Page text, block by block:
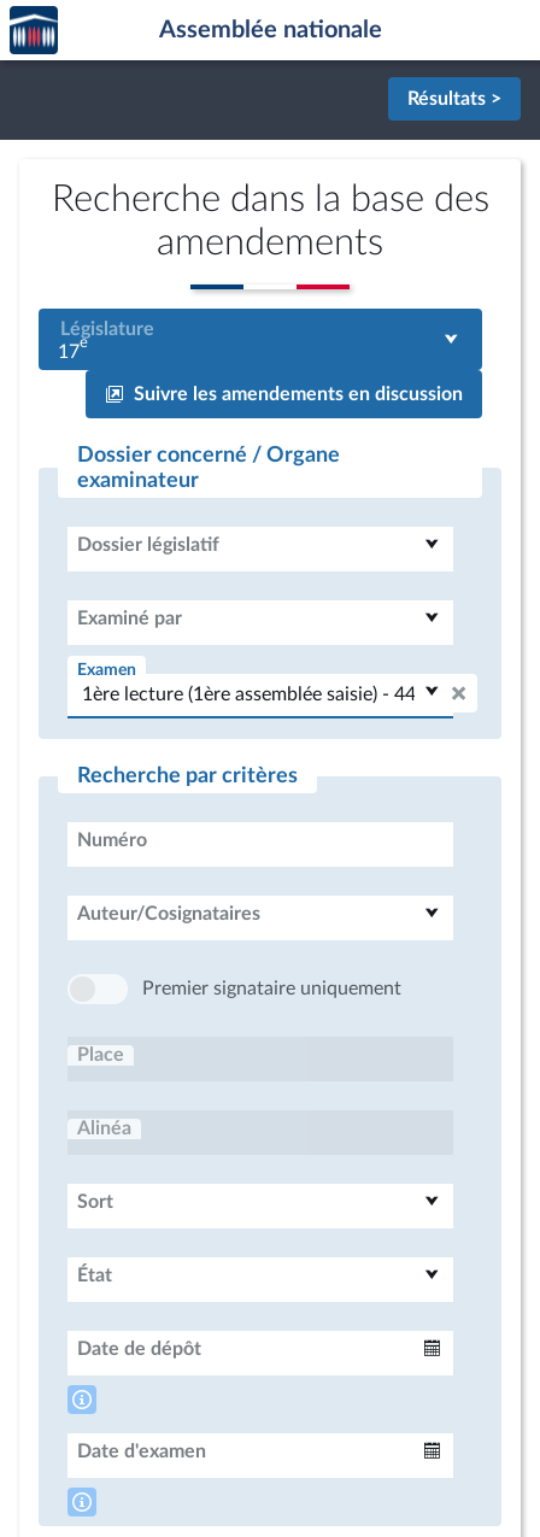
Aller au contenu
Aller en bas de la page
Accèder
à la
page
Assemblée nationale
Résultats >
Recherche dans la base des
amendements
Législature
17e
Suivre les amendements en discussion
Dossier concerné / Organe
examinateur
Dossier législatif
Examiné par
Examen
Recherche par critères
Numéro
Auteur/Cosignataires
Premier signataire uniquement
Place
Alinéa
Sort
État
Date de dépôt
Date d'examen